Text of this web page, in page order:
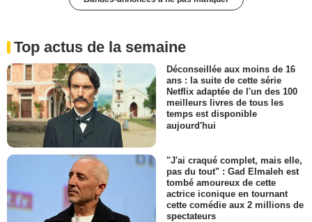
Top actus de la semaine
Déconseillée aux moins de 16
ans : la suite de cette série
Netflix adaptée de l'un des 100
meilleurs livres de tous les
temps est disponible
aujourd'hui
"J'ai craqué complet, mais elle,
pas du tout" : Gad Elmaleh est
tombé amoureux de cette
actrice iconique en tournant
cette comédie aux 2 millions de
spectateurs